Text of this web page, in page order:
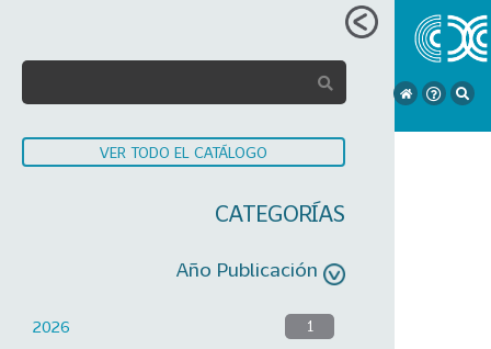
VER TODO EL CATÁLOGO
CATEGORÍAS
Año Publicación
2026 1